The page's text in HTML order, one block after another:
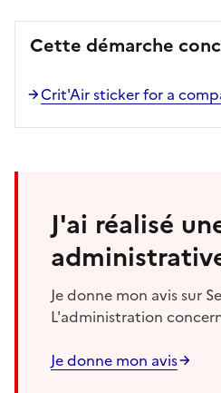
Cette démarche
Crit'Air sticker for a
J'ai réalisé
Je donne mon avis sur
L'administration
Je donne mon avis